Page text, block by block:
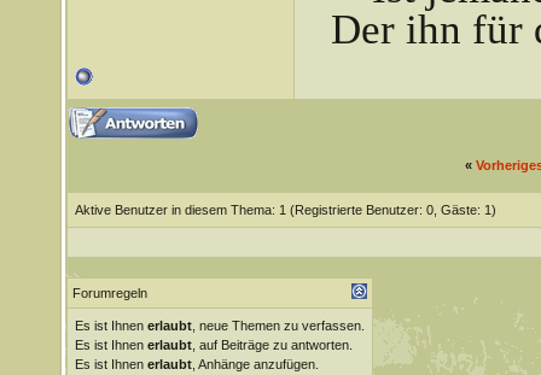
Der ihn für
«
Aktive Benutzer in diesem Thema: 1 (Registrierte Benutzer: 0, Gäste: 1)
Forumregeln
Es ist Ihnen erlaubt, neue Themen zu verfassen.
Es ist Ihnen erlaubt, auf Beiträge zu antworten.
Es ist Ihnen erlaubt, Anhänge anzufügen.